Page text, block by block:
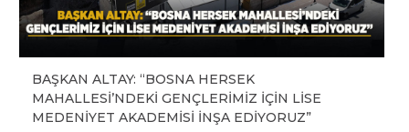
BAŞKAN ALTAY: “BOSNA HERSEK
MAHALLESİ’NDEKİ GENÇLERİMİZ İÇİN LİSE
MEDENİYET AKADEMİSİ İNŞA EDİYORUZ”